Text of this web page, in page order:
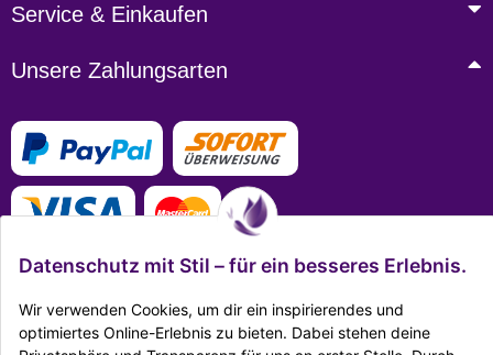
Service & Einkaufen
Unsere Zahlungsarten
Mehr Infos zu den Zahlungsarten
Datenschutz mit Stil – für ein besseres Erlebnis.
Wir verwenden Cookies, um dir ein inspirierendes und
optimiertes Online-Erlebnis zu bieten. Dabei stehen deine